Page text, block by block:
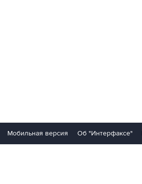
Мобильная версия Об "Интерфаксе"